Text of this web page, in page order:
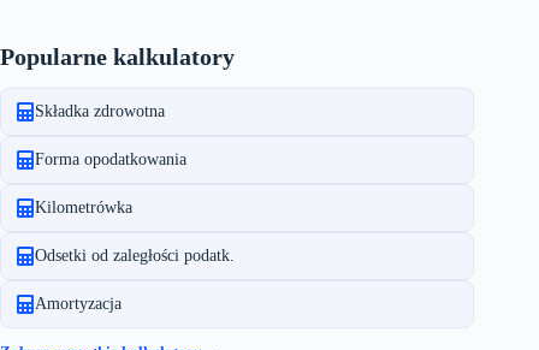
Popularne kalkulatory
Składka zdrowotna
Forma opodatkowania
Kilometrówka
Odsetki od zaległości podatk.
Amortyzacja